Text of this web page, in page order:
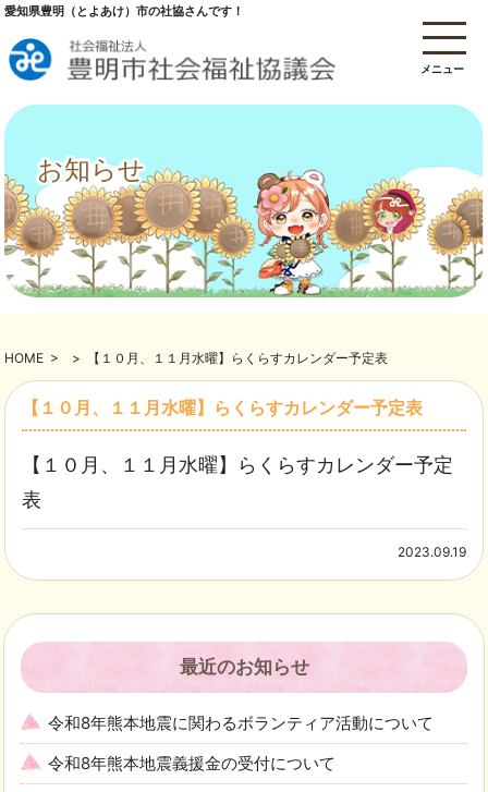
メニュー
愛知県豊明（とよあけ）市の社協さんです！
お知らせ
HOME > > 【１０月、１１月水曜】らくらすカレンダー予定表
【１０月、１１月水曜】らくらすカレンダー予定表
【１０月、１１月水曜】らくらすカレンダー予定
表
2023.09.19
最近のお知らせ
令和8年熊本地震に関わるボランティア活動について
令和8年熊本地震義援金の受付について